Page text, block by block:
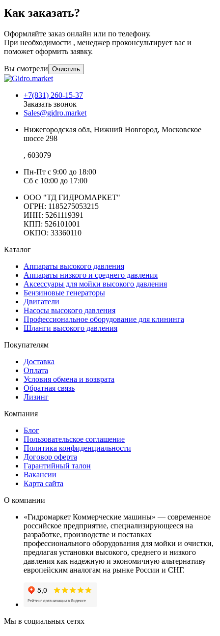
Как заказать?
Оформляйте заказ онлайн или по телефону.
При необходимости , менеджер проконсультирует вас и
поможет оформить заявку.
Вы смотрели Очистить
+7(831) 260-15-37
Заказать звонок
Sales@gidro.market
Нижегородская обл, Нижний Новгород, Московское
шоссе 298
, 603079
Пн-Пт с 9:00 до 18:00
Сб с 10:00 до 17:00
ООО "ТД ГИДРОМАРКЕТ"
ОГРН: 1185275053215
ИНН: 5261119391
КПП: 526101001
ОКПО: 33360110
Каталог
Аппараты высокого давления
Аппараты низкого и среднего давления
Аксессуары для мойки высокого давления
Бензиновые генераторы
Двигатели
Насосы высокого давления
Профессиональное оборудование для клининга
Шланги высокого давления
Покупателям
Доставка
Оплата
Условия обмена и возврата
Обратная связь
Лизинг
Компания
Блог
Пользовательское соглашение
Политика конфиденциальности
Договор оферта
Гарантийный талон
Вакансии
Карта сайта
О компании
«Гидромаркет Коммерческие машины» — современное
российское предприятие, специализирующееся на
разработке, производстве и поставках
профессионального оборудования для мойки и очистки,
предлагая установки высокого, среднего и низкого
давления как надежную и экономичную альтернативу
европейским аналогам на рынке России и СНГ.
Мы в социальных сетях